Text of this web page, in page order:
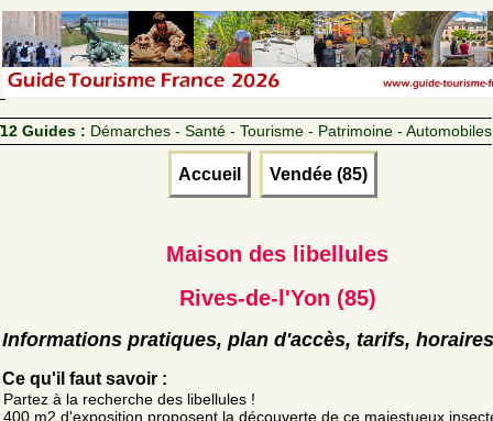
12 Guides : Démarches - Santé - Tourisme - Patrimoine - Automobiles
Accueil Vendée (85)
Maison des libellules
Rives-de-l'Yon (85)
Informations pratiques, plan d'accès, tarifs, horaires
Ce qu'il faut savoir :
Partez à la recherche des libellules !
400 m2 d'exposition proposent la découverte de ce majestueux